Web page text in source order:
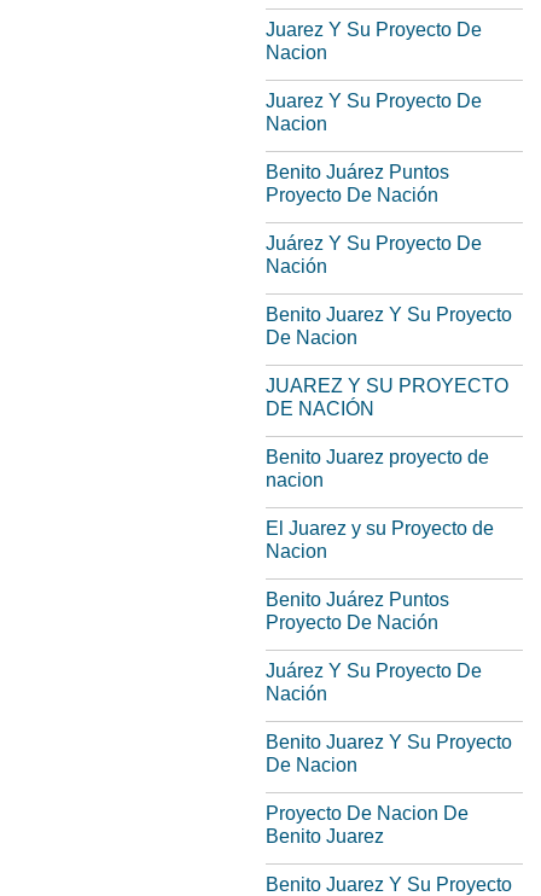
Juarez Y Su Proyecto De
Nacion
Juarez Y Su Proyecto De
Nacion
Benito Juárez Puntos
Proyecto De Nación
Juárez Y Su Proyecto De
Nación
Benito Juarez Y Su Proyecto
De Nacion
JUAREZ Y SU PROYECTO
DE NACIÓN
Benito Juarez proyecto de
nacion
El Juarez y su Proyecto de
Nacion
Benito Juárez Puntos
Proyecto De Nación
Juárez Y Su Proyecto De
Nación
Benito Juarez Y Su Proyecto
De Nacion
Proyecto De Nacion De
Benito Juarez
Benito Juarez Y Su Proyecto